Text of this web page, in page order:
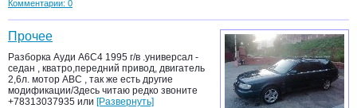
Комментарии: 0
Прочее
Разборка Ауди А6С4 1995 г/в .универсал -
седан , кватро,передний привод, двигатель
2,6л. мотор АВС , так же есть другие
модификации/Здесь читаю редко звоните
+78313037935 или [Развернуть]